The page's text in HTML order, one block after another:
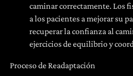
caminar correctamente. Los
a los pacientes a mejorar su
recuperar la confianza al
ejercicios de equilibrio y
Proceso de Readaptación